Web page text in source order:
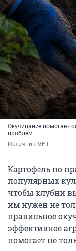
Окучивание помогает
проблем
Источник: GPT
Картофель по
популярных
чтобы клубни
им нужен не
правильное
эффективное
помогает не